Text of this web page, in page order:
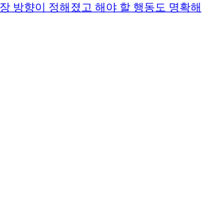
방향이 정해졌고 해야 할 행동도 명확해